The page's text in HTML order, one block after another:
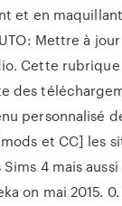
et en
Mettre à jour
Cette
des
personnalisé
et CC] les
4 mais
on mai 2015.